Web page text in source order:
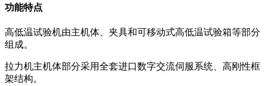
功能特点
高低温试验机由主机体、夹具和可移动式高低温试验箱等部分
组成。
拉力机主机体部分采用全套进口数字交流伺服系统、高刚性框
架结构。